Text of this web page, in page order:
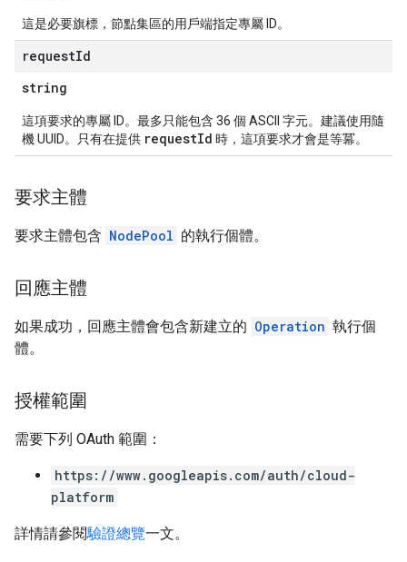
這是必要旗標，節點集區的用戶端指定專屬 ID。
requestId
string
這項要求的專屬 ID。最多只能包含 36 個 ASCII 字元。建議使用隨
機 UUID。只有在提供 requestId 時，這項要求才會是等冪。
要求主體
要求主體包含 NodePool 的執行個體。
回應主體
如果成功，回應主體會包含新建立的 Operation 執行個
體。
授權範圍
需要下列 OAuth 範圍：
https://www.googleapis.com/auth/cloud-
platform
詳情請參閱驗證總覽一文。